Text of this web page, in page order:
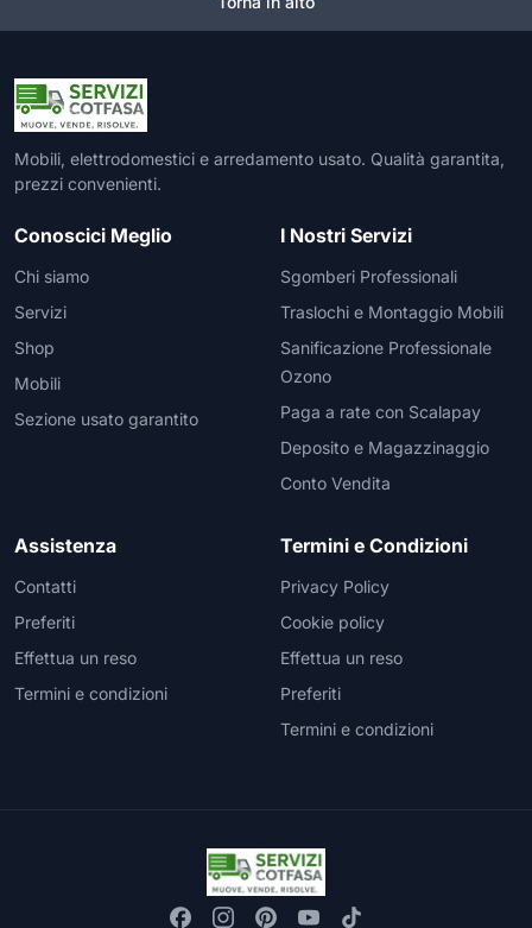
Mobili, elettrodomestici e arredamento usato. Qualità garantita,
prezzi convenienti.
Conoscici Meglio
Chi siamo
Servizi
Shop
Mobili
Sezione usato garantito
I Nostri Servizi
Sgomberi Professionali
Traslochi e Montaggio Mobili
Sanificazione Professionale
Ozono
Paga a rate con Scalapay
Deposito e Magazzinaggio
Conto Vendita
Assistenza
Contatti
Preferiti
Effettua un reso
Termini e condizioni
Termini e Condizioni
Privacy Policy
Cookie policy
Effettua un reso
Preferiti
Termini e condizioni